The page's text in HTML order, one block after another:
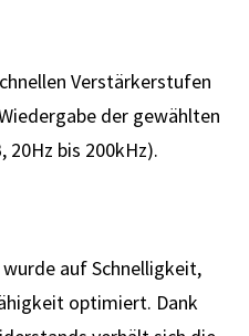
Verstärkerstufen
der gewählten
20Hz bis 200kHz).
auf Schnelligkeit,
optimiert. Dank